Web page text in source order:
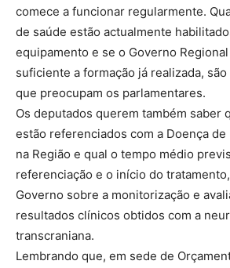
comece a funcionar regularmente.
de saúde estão actualmente
equipamento e se o Governo
suficiente a formação já realizada,
que preocupam os parlamentares.
Os deputados querem também saber
estão referenciados com a Doença
na Região e qual o tempo médio
referenciação e o início do
Governo sobre a monitorização e
resultados clínicos obtidos com a
transcraniana.
Lembrando que, em sede de